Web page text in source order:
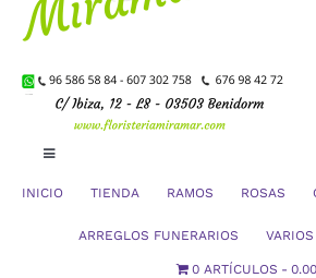
Toggle
INICIO TIENDA RAMOS ROSAS
ARREGLOS FUNERARIOS VARIOS
0 ARTÍCULOS